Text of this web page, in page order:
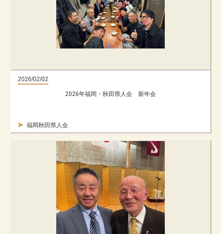
2026/02/02
福岡秋田県人会
2026年福岡・秋田県人会 新年会